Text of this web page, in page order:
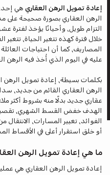
إعادة تمويل الرهن العقاري هي
الرهن العقاري بصورة صحيحة على
التزام طويل، وأحيانًا يؤخذ
خلال فترة كهذه تتغير الحياة، تتغير
المصاريف، كما أن احتياجات
عليه في اليوم الذي أُخذ فيه الرهن
بكلمات بسيطة، إعادة تمويل
الرهن العقاري القائم من جديد،
عقاري جديد بدلًا منه بشروط أكثر
الهدف خفض القسط الشهري،
الفوائد، تغيير المسارات، الانتقال
أو خلق استقرار أعلى في الأقساط
ما هي إعادة تمويل الرهن
إعادة تمويل الرهن العقاري هي